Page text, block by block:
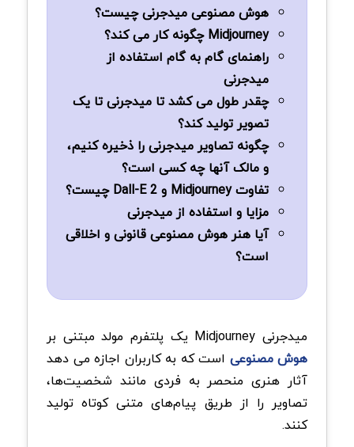
هوش مصنوعی میدجرنی چیست؟
Midjourney چگونه کار می کند؟
راهنمای گام به گام استفاده از
میدجرنی
چقدر طول می کشد تا میدجرنی تا یک
تصویر تولید کند؟
چگونه تصاویر میدجرنی را ذخیره کنیم،
و مالک آنها چه کسی است؟
تفاوت Midjourney و Dall-E 2 چیست؟
مزایا و استفاده از میدجرنی
آیا هنر هوش مصنوعی قانونی و اخلاقی
است؟
میدجرنی Midjourney یک پلتفرم مولد مبتنی بر
هوش مصنوعی است که به کاربران اجازه می دهد
آثار هنری منحصر به فردی مانند شخصیت‌ها،
تصاویر را از طریق پیام‌های متنی کوتاه تولید
کنند.